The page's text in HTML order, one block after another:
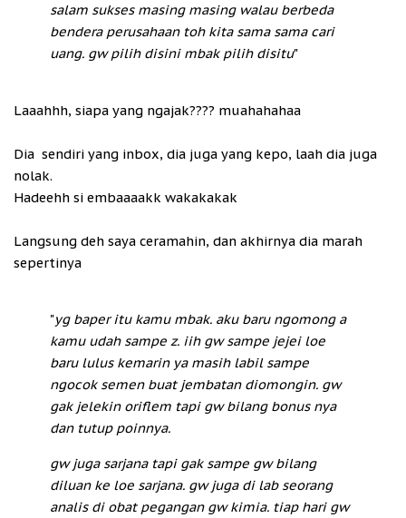
salam sukses masing masing walau berbeda
bendera perusahaan toh kita sama sama cari
uang. gw pilih disini mbak pilih disitu"
Laaahhh, siapa yang ngajak???? muahahahaa
Dia sendiri yang inbox, dia juga yang kepo, laah dia juga
nolak.
Hadeehh si embaaaakk wakakakak
Langsung deh saya ceramahin, dan akhirnya dia marah
sepertinya
"yg baper itu kamu mbak. aku baru ngomong a
kamu udah sampe z. iih gw sampe jejei loe
baru lulus kemarin ya masih labil sampe
ngocok semen buat jembatan diomongin. gw
gak jelekin oriflem tapi gw bilang bonus nya
dan tutup poinnya.
gw juga sarjana tapi gak sampe gw bilang
diluan ke loe sarjana. gw juga di lab seorang
analis di obat pegangan gw kimia. tiap hari gw